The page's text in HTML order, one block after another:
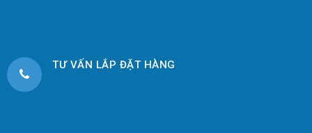
TƯ VẤN LẮP ĐẶT HÀNG